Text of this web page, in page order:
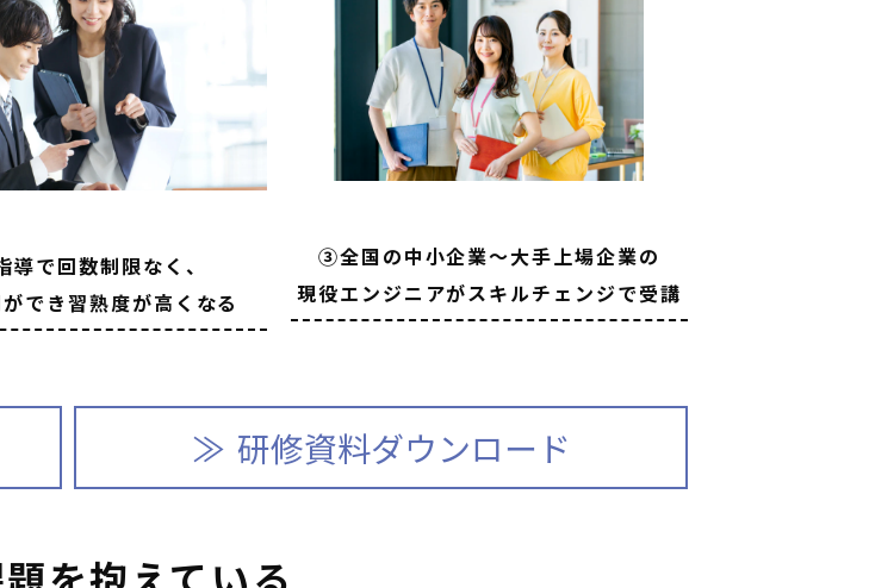
で回数制限なく、
でき習熟度が高くなる
③全国の中小企業～大手上場企業の
現役エンジニアがスキルチェンジで受講
研修資料ダウンロード